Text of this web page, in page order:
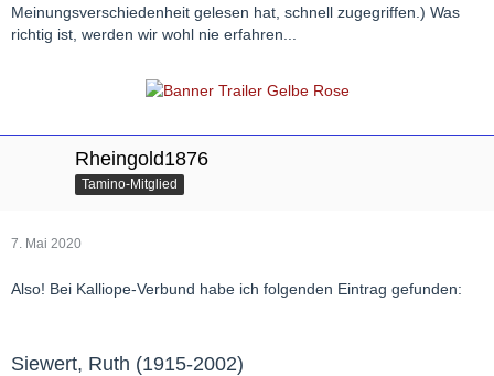
Meinungsverschiedenheit gelesen hat, schnell zugegriffen.) Was
richtig ist, werden wir wohl nie erfahren...
Rheingold1876
Tamino-Mitglied
7. Mai 2020
Also! Bei Kalliope-Verbund habe ich folgenden Eintrag gefunden:
Siewert, Ruth (1915-2002)